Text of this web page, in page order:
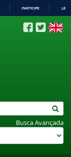
PARTICIPE
Busca Avançada